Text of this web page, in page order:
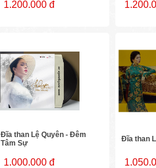
1.200.000 đ
Đĩa than Lệ Quyên - Đêm
Tâm Sự
1.000.000 đ
Đĩa than